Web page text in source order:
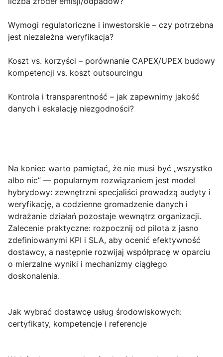
Wymogi regulatoriczne i inwestorskie – czy potrzebna
jest niezależna weryfikacja?
Koszt vs. korzyści – porównanie CAPEX/UPEX budowy
kompetencji vs. koszt outsourcingu
Kontrola i transparentność – jak zapewnimy jakość
danych i eskalację niezgodności?
Na koniec warto pamiętać, że nie musi być „wszystko
albo nic” — popularnym rozwiązaniem jest model
hybrydowy: zewnętrzni specjaliści prowadzą audyty i
weryfikację, a codzienne gromadzenie danych i
wdrażanie działań pozostaje wewnątrz organizacji.
Zalecenie praktyczne: rozpocznij od pilota z jasno
zdefiniowanymi KPI i SLA, aby ocenić efektywność
dostawcy, a następnie rozwijaj współpracę w oparciu
o mierzalne wyniki i mechanizmy ciągłego
doskonalenia.
Jak wybrać dostawcę usług środowiskowych:
certyfikaty, kompetencje i referencje